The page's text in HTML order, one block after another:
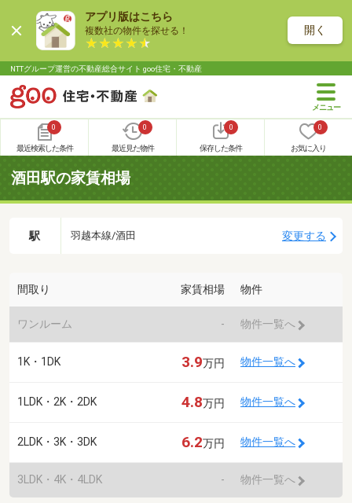
アプリ版はこちら
複数社の物件を探せる！ 開く
NTTグループ運営の不動産総合サイト goo住宅・不動産
0
最近検索した条件
0
最近見た物件
0
保存した条件
0
お気に入り
酒田駅の家賃相場
駅 羽越本線/酒田 変更する
間取り 家賃相場 物件
ワンルーム - 物件一覧へ
1K・1DK 3.9万円 物件一覧へ
1LDK・2K・2DK 4.8万円 物件一覧へ
2LDK・3K・3DK 6.2万円 物件一覧へ
3LDK・4K・4LDK - 物件一覧へ